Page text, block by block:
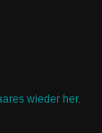
wieder her.